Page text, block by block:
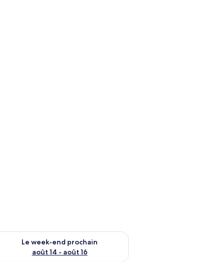
7 - août 9
Le week-end prochain
août 14 - août 16
la disponibilité pour le week-end prochain août 14 -